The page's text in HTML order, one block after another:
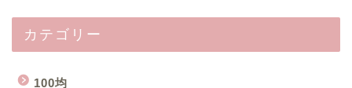
カテゴリー
100均